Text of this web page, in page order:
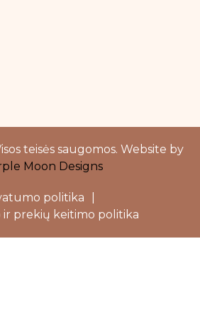
teisės saugomos. Website by
Moon Designs
politika
ir prekių keitimo politika